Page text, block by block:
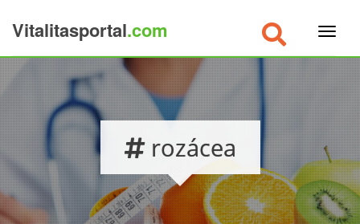
Vitalitasportal.com
rozácea
×